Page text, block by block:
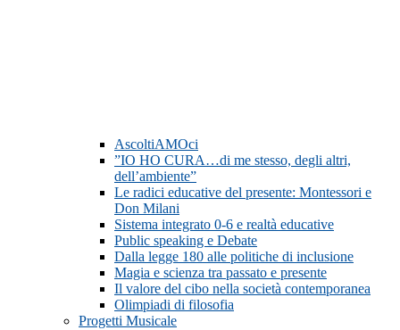
AscoltiAMOci
”IO HO CURA…di me stesso, degli altri,
dell’ambiente”
Le radici educative del presente: Montessori e
Don Milani
Sistema integrato 0-6 e realtà educative
Public speaking e Debate
Dalla legge 180 alle politiche di inclusione
Magia e scienza tra passato e presente
Il valore del cibo nella società contemporanea
Olimpiadi di filosofia
Progetti Musicale